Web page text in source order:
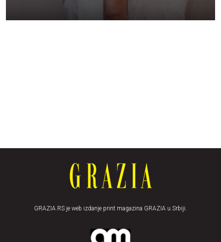
GRAZIA.RS je web izdanje print magazina GRAZIA u Srbiji.